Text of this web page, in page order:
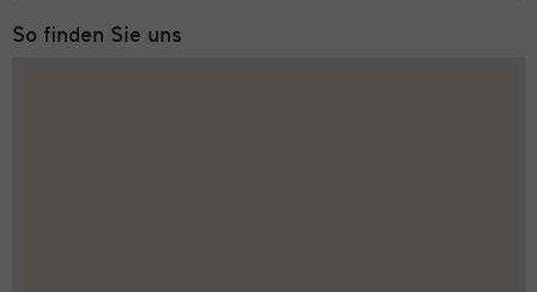
So finden Sie uns